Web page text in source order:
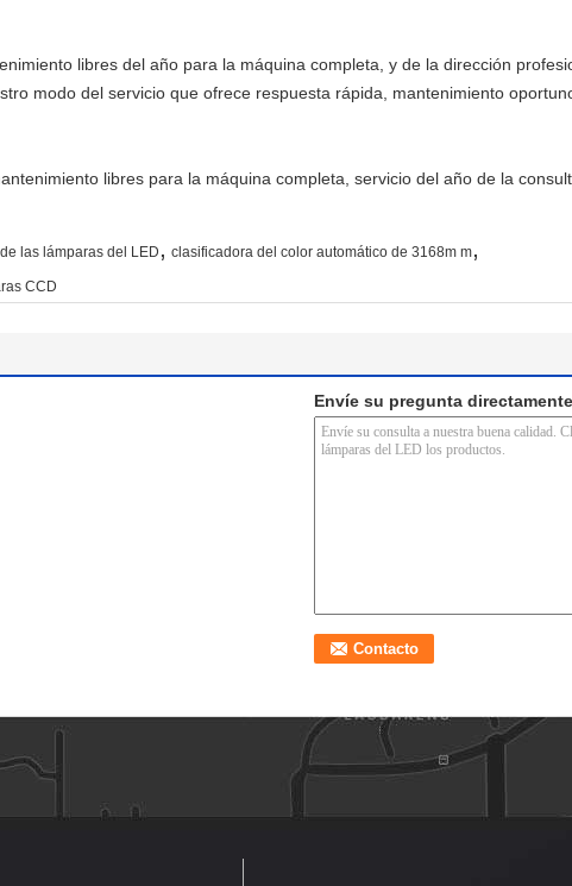
libres del año para la máquina completa, y de la dirección
modo del servicio que ofrece respuesta rápida, mantenimiento
libres para la máquina completa, servicio del año de la
las lámparas del LED , clasificadora del color automático de 3168m m,
CCD
Envíe su pregunta